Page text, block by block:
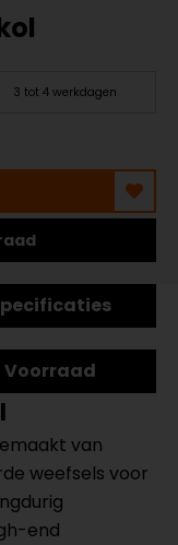
3 tot 4 werkdagen
Voorraad
van
weefsels voor
end